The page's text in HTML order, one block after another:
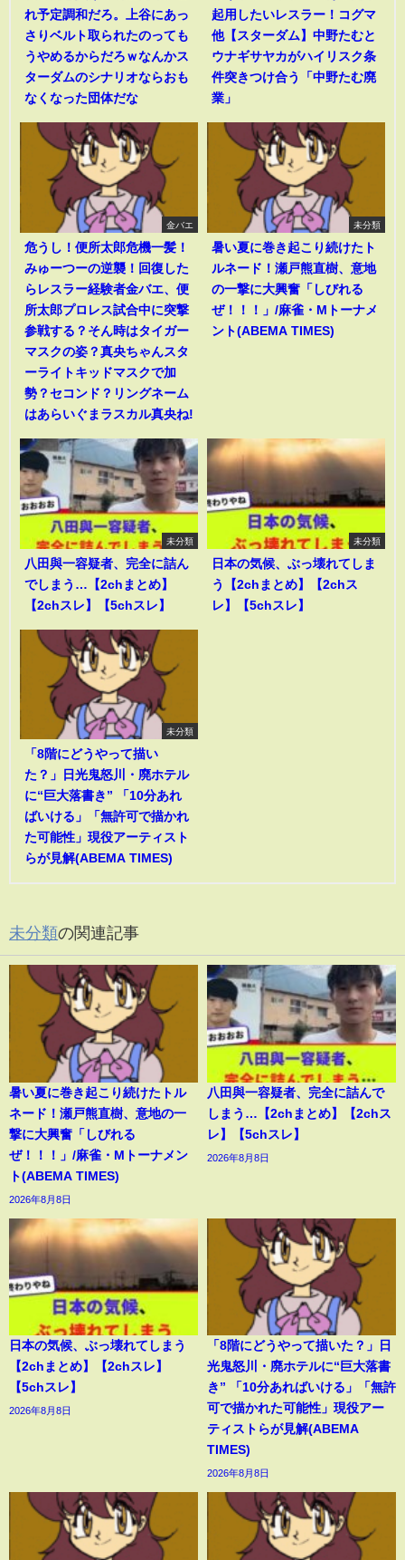
れ予定調和だろ。上谷にあっ
さりベルト取られたのっても
うやめるからだろｗなんかス
ターダムのシナリオならおも
なくなった団体だな
起用したいレスラー！コグマ
他【スターダム】中野たむと
ウナギサヤカがハイリスク条
件突きつけ合う「中野たむ廃
業」
金バエ
危うし！便所太郎危機一髪！
みゅーつーの逆襲！回復した
らレスラー経験者金バエ、便
所太郎プロレス試合中に突撃
参戦する？そん時はタイガー
マスクの姿？真央ちゃんスタ
ーライトキッドマスクで加
勢？セコンド？リングネーム
はあらいぐまラスカル真央ね!
未分類
暑い夏に巻き起こり続けたト
ルネード！瀬戸熊直樹、意地
の一撃に大興奮「しびれる
ぜ！！！」/麻雀・Mトーナメ
ント(ABEMA TIMES)
未分類
八田與一容疑者、完全に詰ん
でしまう…【2chまとめ】
【2chスレ】【5chスレ】
未分類
日本の気候、ぶっ壊れてしま
う【2chまとめ】【2chス
レ】【5chスレ】
未分類
「8階にどうやって描い
た？」日光鬼怒川・廃ホテル
に“巨大落書き” 「10分あれ
ばいける」「無許可で描かれ
た可能性」現役アーティスト
らが見解(ABEMA TIMES)
未分類の関連記事
暑い夏に巻き起こり続けたトル
ネード！瀬戸熊直樹、意地の一
撃に大興奮「しびれる
ぜ！！！」/麻雀・Mトーナメン
ト(ABEMA TIMES)
2026年8月8日
八田與一容疑者、完全に詰んで
しまう…【2chまとめ】【2chス
レ】【5chスレ】
2026年8月8日
日本の気候、ぶっ壊れてしまう
【2chまとめ】【2chスレ】
【5chスレ】
2026年8月8日
「8階にどうやって描いた？」日
光鬼怒川・廃ホテルに“巨大落書
き” 「10分あればいける」「無許
可で描かれた可能性」現役アー
ティストらが見解(ABEMA
TIMES)
2026年8月8日